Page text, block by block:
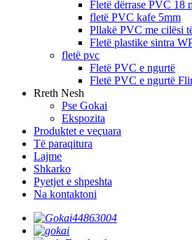
Fletë dërrase PVC 18
fletë PVC kafe 5mm
Pllakë PVC me cilësi
Fletë plastike sintra
fletë pvc
Fletë PVC e ngurtë
Fletë PVC e ngurtë
Rreth Nesh
Pse Gokai
Ekspozita
Produktet e veçuara
Të paraqitura
Lajme
Shkarko
Pyetjet e shpeshta
Na kontaktoni